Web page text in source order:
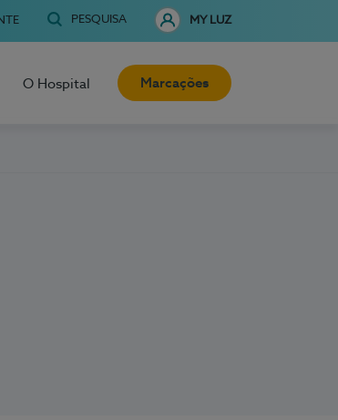
PESQUISA MY LUZ
O Hospital Marcações